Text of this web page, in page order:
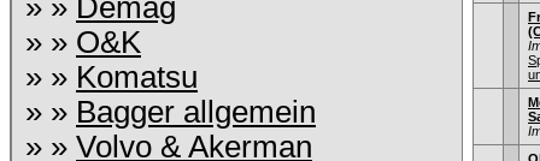
» » Demag
» » O&K
» » Komatsu
» » Bagger allgemein
» » Volvo & Akerman